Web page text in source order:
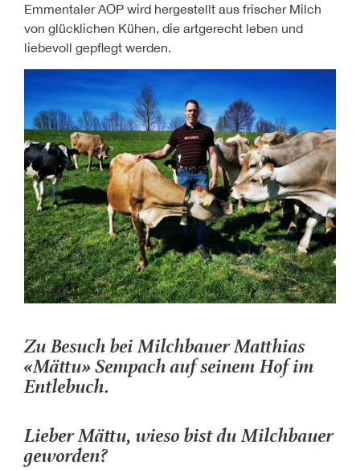
Emmentaler AOP wird hergestellt aus frischer Milch
von glücklichen Kühen, die artgerecht leben und
liebevoll gepflegt werden.
Zu Besuch bei Milchbauer Matthias
«Mättu» Sempach auf seinem Hof im
Entlebuch.
Lieber Mättu, wieso bist du Milchbauer
geworden?